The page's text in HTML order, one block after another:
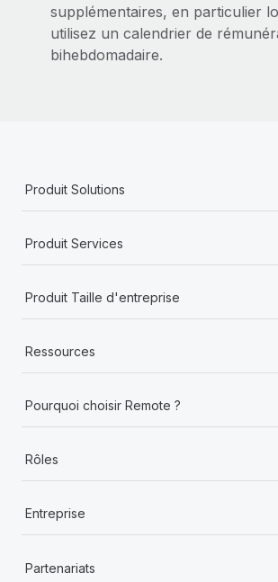
En savoir plus
En savoir plus
supplémentaires, en particulier
utilisez un calendrier de
bihebdomadaire.
Produit Solutions
Produit Services
Produit Taille d'entreprise
Ressources
Pourquoi choisir Remote ?
Rôles
Entreprise
Partenariats